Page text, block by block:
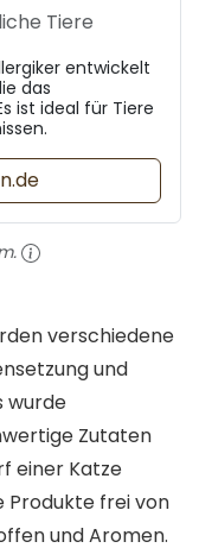
Tiere
entwickelt
das
ist ideal für Tiere
verschiedene
und
wurde
Zutaten
einer Katze
Produkte frei von
und Aromen.